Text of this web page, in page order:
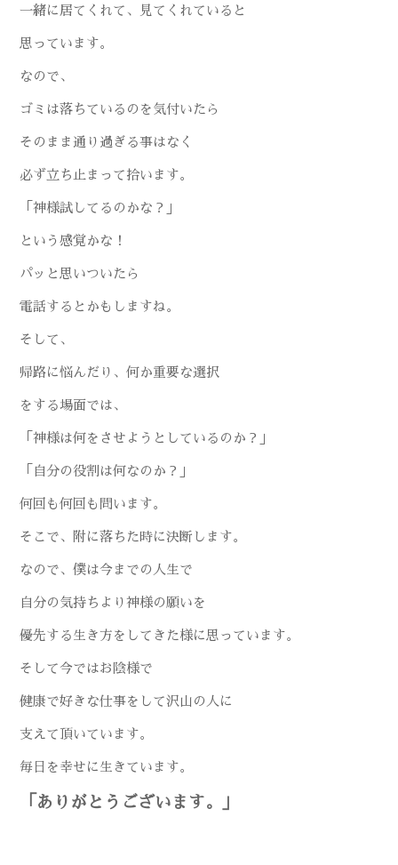
一緒に居てくれて、見てくれていると
思っています。
なので、
ゴミは落ちているのを気付いたら
そのまま通り過ぎる事はなく
必ず立ち止まって拾います。
「神様試してるのかな？」
という感覚かな！
パッと思いついたら
電話するとかもしますね。
そして、
帰路に悩んだり、何か重要な選択
をする場面では、
「神様は何をさせようとしているのか？」
「自分の役割は何なのか？」
何回も何回も問います。
そこで、附に落ちた時に決断します。
なので、僕は今までの人生で
自分の気持ちより神様の願いを
優先する生き方をしてきた様に思っています。
そして今ではお陰様で
健康で好きな仕事をして沢山の人に
支えて頂いています。
毎日を幸せに生きています。
「ありがとうございます。」